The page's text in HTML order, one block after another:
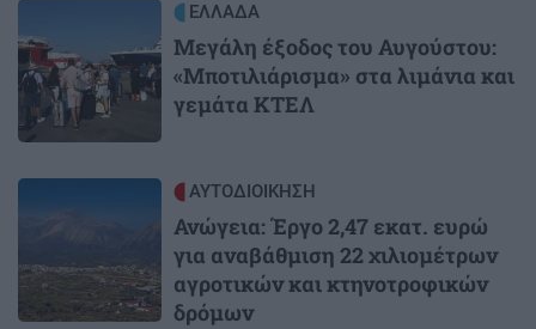
ΕΛΛΑΔΑ
Μεγάλη έξοδος του Αυγούστου:
«Μποτιλιάρισμα» στα λιμάνια και
γεμάτα ΚΤΕΛ
ΑΥΤΟΔΙΟΙΚΗΣΗ
Ανώγεια: Έργο 2,47 εκατ. ευρώ
για αναβάθμιση 22 χιλιομέτρων
αγροτικών και κτηνοτροφικών
δρόμων